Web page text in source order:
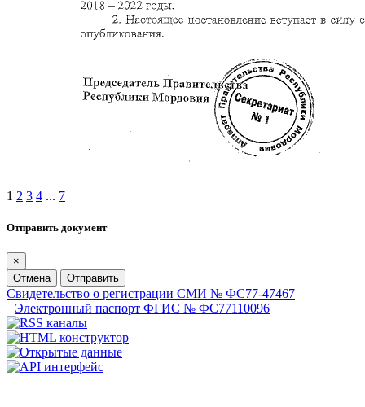
1 2 3 4 ... 7
Отправить документ
×
Отмена
Отправить
Свидетельство о регистрации СМИ № ФС77-47467
Электронный паспорт ФГИС № ФС77110096